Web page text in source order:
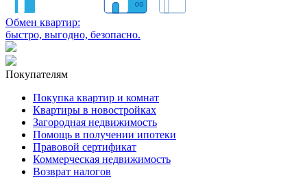
Обмен квартир:
быстро, выгодно, безопасно.
Покупателям
Покупка квартир и комнат
Квартиры в новостройках
Загородная недвижимость
Помощь в получении ипотеки
Правовой сертификат
Коммерческая недвижимость
Возврат налогов